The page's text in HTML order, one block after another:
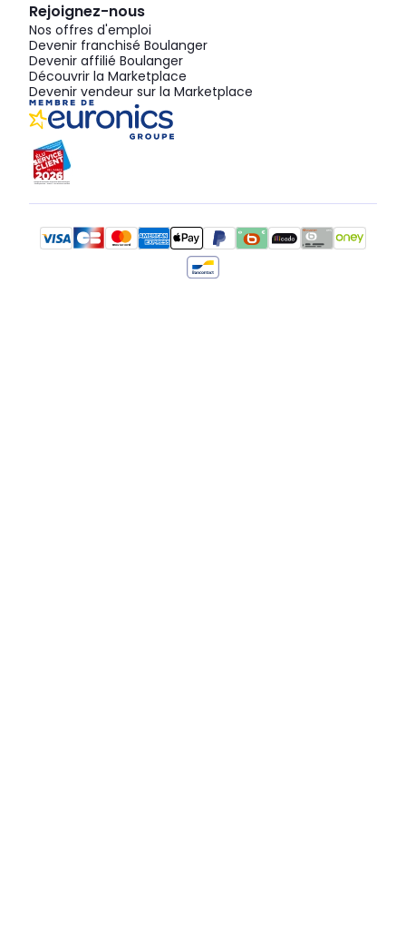
Rejoignez-nous
Nos offres d'emploi
Devenir franchisé Boulanger
Devenir affilié Boulanger
Découvrir la Marketplace
Devenir vendeur sur la Marketplace